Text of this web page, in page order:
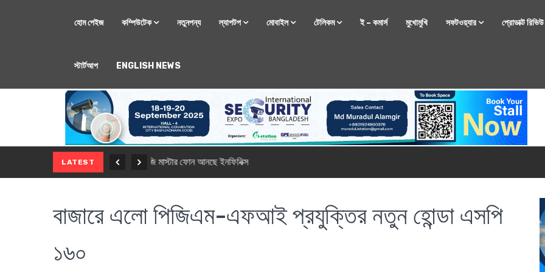
হোম পেইজ কম্পিউটেক নতুনপন্য ল্যাপটপ মোবাইল টেলিকম ই – কমার্স মুখোমুখি সফটওয়্যার প্রোডাক্ট রিভিউ
স্টার্টআপ ENGLISH NEWS
LATEST মোবাইল নতুন সি-সিরিজ স্মার্টফোন নিয়ে আসছে রিয়েলমি
বাজারে এলো পিজিএম-এফআই প্রযুক্তির নতুন হোন্ডা এসপি
১৬০